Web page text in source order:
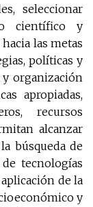
seleccionar
científico y
las metas
políticas y
organización
apropiadas,
recursos
alcanzar
búsqueda de
tecnologías
de la
y